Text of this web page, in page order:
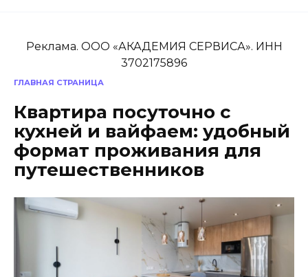
Реклама. ООО «АКАДЕМИЯ СЕРВИСА». ИНН
3702175896
ГЛАВНАЯ СТРАНИЦА
Квартира посуточно с
кухней и вайфаем: удобный
формат проживания для
путешественников